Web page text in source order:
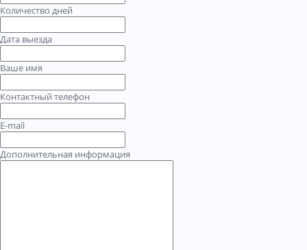
Количество дней
Дата выезда
Ваше имя
Контактный телефон
E-mail
Дополнительная информация